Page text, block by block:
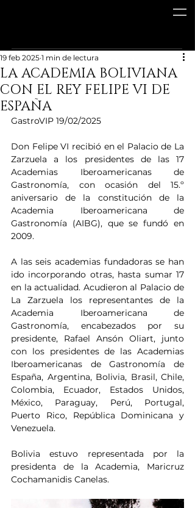
LA ACADEMIA BOLIVIANA
CON EL REY FELIPE VI DE
ESPAÑA
19 feb 2025 1 min de lectura
GastroVIP 19/02/2025
Don Felipe VI recibió en el Palacio de La
Zarzuela a los presidentes de las 17
Academias Iberoamericanas de
Gastronomía, con ocasión del 15.º
aniversario de la constitución de la
Academia Iberoamericana de
Gastronomía (AIBG), que se fundó en
2009.
A las seis academias fundadoras se han
ido incorporando otras, hasta sumar 17
en la actualidad. Acudieron al Palacio de
La Zarzuela los representantes de la
Academia Iberoamericana de
Gastronomía, encabezados por su
presidente, Rafael Ansón Oliart, junto
con los presidentes de las Academias
Iberoamericanas de Gastronomía de
España, Argentina, Bolivia, Brasil, Chile,
Colombia, Ecuador, Estados Unidos,
México, Paraguay, Perú, Portugal,
Puerto Rico, República Dominicana y
Venezuela.
Bolivia estuvo representada por la
presidenta de la Academia, Maricruz
Cochamanidis Canelas.